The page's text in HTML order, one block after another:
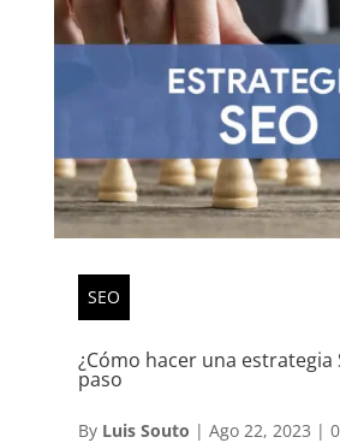
SEO
¿Cómo hacer una estrategia
paso
By Luis Souto | Ago 22, 2023 |